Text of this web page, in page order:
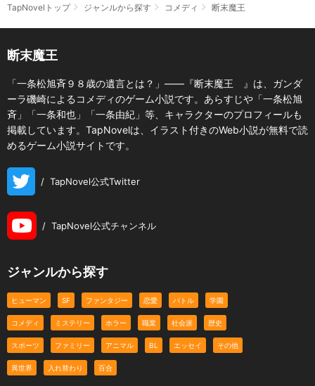
TapNovelトップ ジャンルから探す コメディ 断末魔王
断末魔王
「一条松旭斉９８歳の遺言とは？」――『断末魔王 』は、ガンダ
ーラ磯崎によるコメディのゲーム小説です。あらすじや「一条松旭
斉」「一条和也」「一条由紀」等、キャラクターのプロフィールも
掲載しています。TapNovelは、イラスト付きのWeb小説が無料で読
めるゲーム小説サイトです。
/ TapNovel公式Twitter
/ TapNovel公式チャンネル
ジャンルから探す
ヒューマン SF ファンタジー 恋愛 バトル 学園
コメディ ミステリー ホラー 職業 社会派 歴史
スポーツ ファミリー アニマル BL エッセイ その他
異世界 入れ替わり 百合